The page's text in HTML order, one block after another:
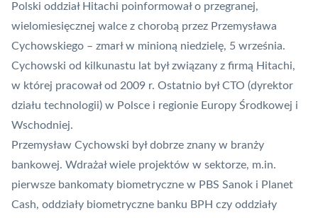
Polski oddział Hitachi poinformował o przegranej,
wielomiesięcznej walce z chorobą przez Przemysława
Cychowskiego – zmarł w minioną niedzielę, 5 września.
Cychowski od kilkunastu lat był związany z firmą Hitachi,
w której pracował od 2009 r. Ostatnio był CTO (dyrektor
działu technologii) w Polsce i regionie Europy Środkowej i
Wschodniej.
Przemysław Cychowski był dobrze znany w branży
bankowej. Wdrażał wiele projektów w sektorze, m.in.
pierwsze bankomaty biometryczne w PBS Sanok i Planet
Cash, oddziały biometryczne banku BPH czy oddziały